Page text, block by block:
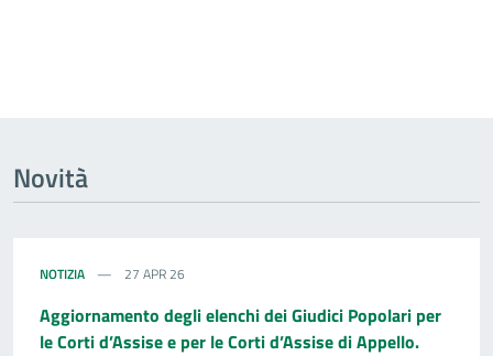
Novità
NOTIZIA 27 APR 26
Aggiornamento degli elenchi dei Giudici Popolari per
le Corti d’Assise e per le Corti d’Assise di Appello.